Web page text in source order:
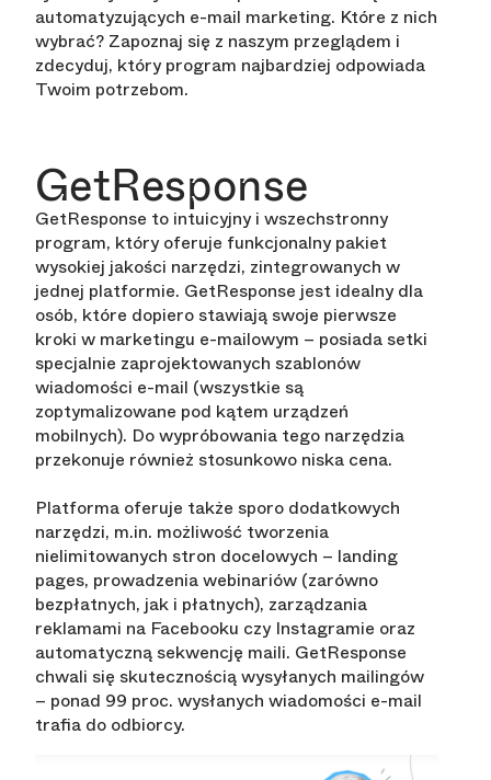
automatyzujących e-mail marketing. Które z nich
wybrać? Zapoznaj się z naszym przeglądem i
zdecyduj, który program najbardziej odpowiada
Twoim potrzebom.
GetResponse
GetResponse to intuicyjny i wszechstronny
program, który oferuje funkcjonalny pakiet
wysokiej jakości narzędzi, zintegrowanych w
jednej platformie. GetResponse jest idealny dla
osób, które dopiero stawiają swoje pierwsze
kroki w marketingu e-mailowym – posiada setki
specjalnie zaprojektowanych szablonów
wiadomości e-mail (wszystkie są
zoptymalizowane pod kątem urządzeń
mobilnych). Do wypróbowania tego narzędzia
przekonuje również stosunkowo niska cena.
Platforma oferuje także sporo dodatkowych
narzędzi, m.in. możliwość tworzenia
nielimitowanych stron docelowych – landing
pages, prowadzenia webinariów (zarówno
bezpłatnych, jak i płatnych), zarządzania
reklamami na Facebooku czy Instagramie oraz
automatyczną sekwencję maili. GetResponse
chwali się skutecznością wysyłanych mailingów
– ponad 99 proc. wysłanych wiadomości e-mail
trafia do odbiorcy.